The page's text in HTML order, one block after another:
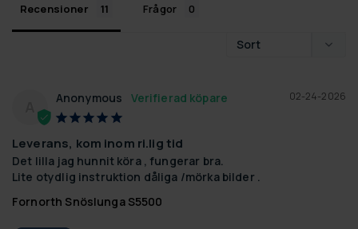
Recensioner Frågor
02-24-2026
Anonymous
Leverans, kom inom ri.lig tid
Det lilla jag hunnit köra , fungerar bra.
Lite otydlig instruktion dåliga /mörka bilder .
Fornorth Snöslunga S5500